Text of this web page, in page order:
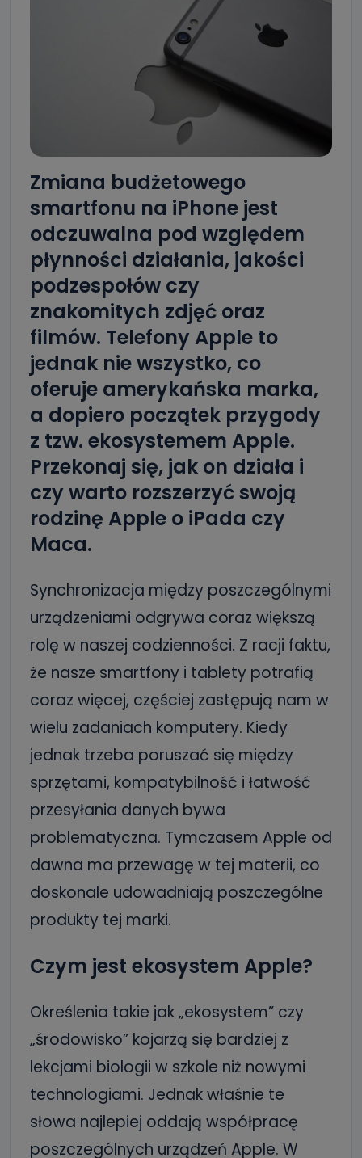
Zmiana budżetowego
smartfonu na iPhone jest
odczuwalna pod względem
płynności działania, jakości
podzespołów czy
znakomitych zdjęć oraz
filmów. Telefony Apple to
jednak nie wszystko, co
oferuje amerykańska marka,
a dopiero początek przygody
z tzw. ekosystemem Apple.
Przekonaj się, jak on działa i
czy warto rozszerzyć swoją
rodzinę Apple o iPada czy
Maca.
Synchronizacja między poszczególnymi
urządzeniami odgrywa coraz większą
rolę w naszej codzienności. Z racji faktu,
że nasze smartfony i tablety potrafią
coraz więcej, częściej zastępują nam w
wielu zadaniach komputery. Kiedy
jednak trzeba poruszać się między
sprzętami, kompatybilność i łatwość
przesyłania danych bywa
problematyczna. Tymczasem Apple od
dawna ma przewagę w tej materii, co
doskonale udowadniają poszczególne
produkty tej marki.
Czym jest ekosystem Apple?
Określenia takie jak „ekosystem” czy
„środowisko” kojarzą się bardziej z
lekcjami biologii w szkole niż nowymi
technologiami. Jednak właśnie te
słowa najlepiej oddają współpracę
poszczególnych urządzeń Apple. W